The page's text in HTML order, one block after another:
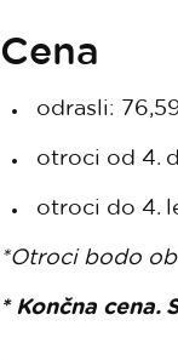
Cena
odrasli:
otroci od 4.
otroci do 4.
*Otroci bodo
* Končna cena.